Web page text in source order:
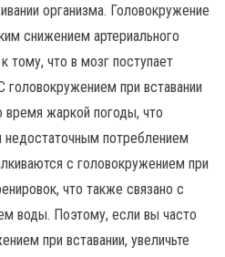
организма. Головокружение
снижением артериального
тому, что в мозг поступает
при вставании
время жаркой погоды, что
недостаточным потреблением
с головокружением при
что также связано с
воды. Поэтому, если вы часто
при вставании, увеличьте